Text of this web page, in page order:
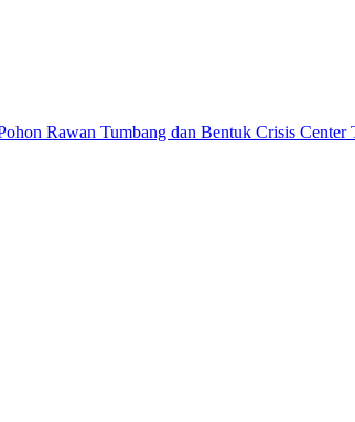
Rawan Tumbang dan Bentuk Crisis Center